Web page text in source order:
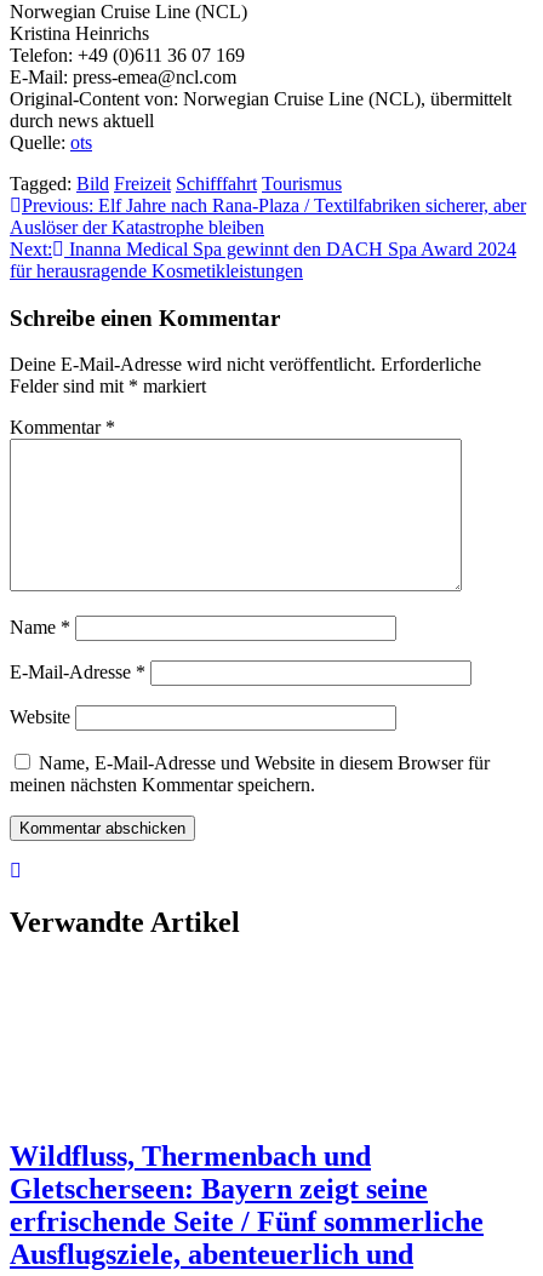
Norwegian Cruise Line (NCL)
Kristina Heinrichs
Telefon: +49 (0)611 36 07 169
E-Mail: press-emea@ncl.com
Original-Content von: Norwegian Cruise Line (NCL), übermittelt
durch news aktuell
Quelle: ots
Tagged: Bild Freizeit Schifffahrt Tourismus
Beitragsnavigation
Previous: Elf Jahre nach Rana-Plaza / Textilfabriken sicherer, aber
Auslöser der Katastrophe bleiben
Next:
Inanna Medical Spa gewinnt den DACH Spa Award 2024
für herausragende Kosmetikleistungen
Schreibe einen Kommentar
Deine E-Mail-Adresse wird nicht veröffentlicht. Erforderliche
Felder sind mit * markiert
Kommentar *
Name *
E-Mail-Adresse *
Website
Name, E-Mail-Adresse und Website in diesem Browser für
meinen nächsten Kommentar speichern.
Verwandte Artikel
Wildfluss, Thermenbach und
Gletscherseen: Bayern zeigt seine
erfrischende Seite / Fünf sommerliche
Ausflugsziele, abenteuerlich und